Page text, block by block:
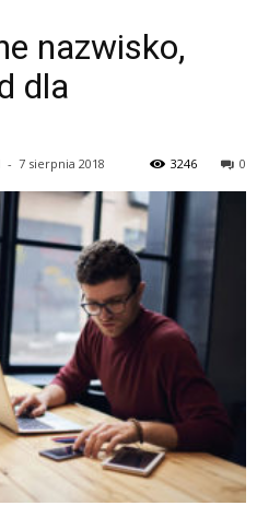
nazwisko,
dla
- 7 sierpnia 2018 0
3246